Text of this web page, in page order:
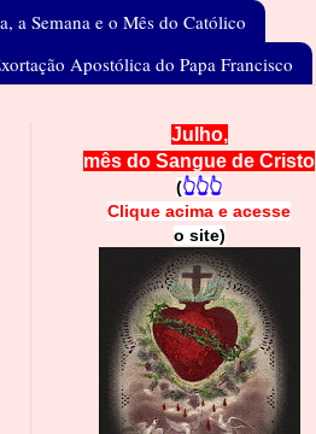
a Semana e o Mês do Católico
Apostólica do Papa Francisco
Julho,
mês do Sangue de Cristo
(👆👆👆
Clique acima e acesse
o site)